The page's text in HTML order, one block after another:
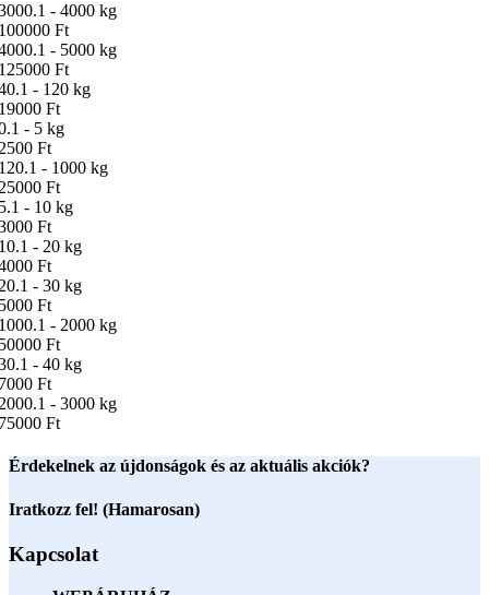
- 4000 kg
Ft
- 5000 kg
Ft
- 120 kg
Ft
- 5 kg
Ft
- 1000 kg
Ft
- 10 kg
Ft
- 20 kg
Ft
- 30 kg
Ft
- 2000 kg
Ft
- 40 kg
Ft
- 3000 kg
Ft
Érdekelnek az újdonságok és az aktuális akciók?
Iratkozz fel! (Hamarosan)
Kapcsolat